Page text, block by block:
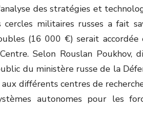
des stratégies et
militaires russes a fait
(16 000 €) serait accordée
Selon Rouslan Poukhov,
du ministère russe de la
différents centres de
autonomes pour les